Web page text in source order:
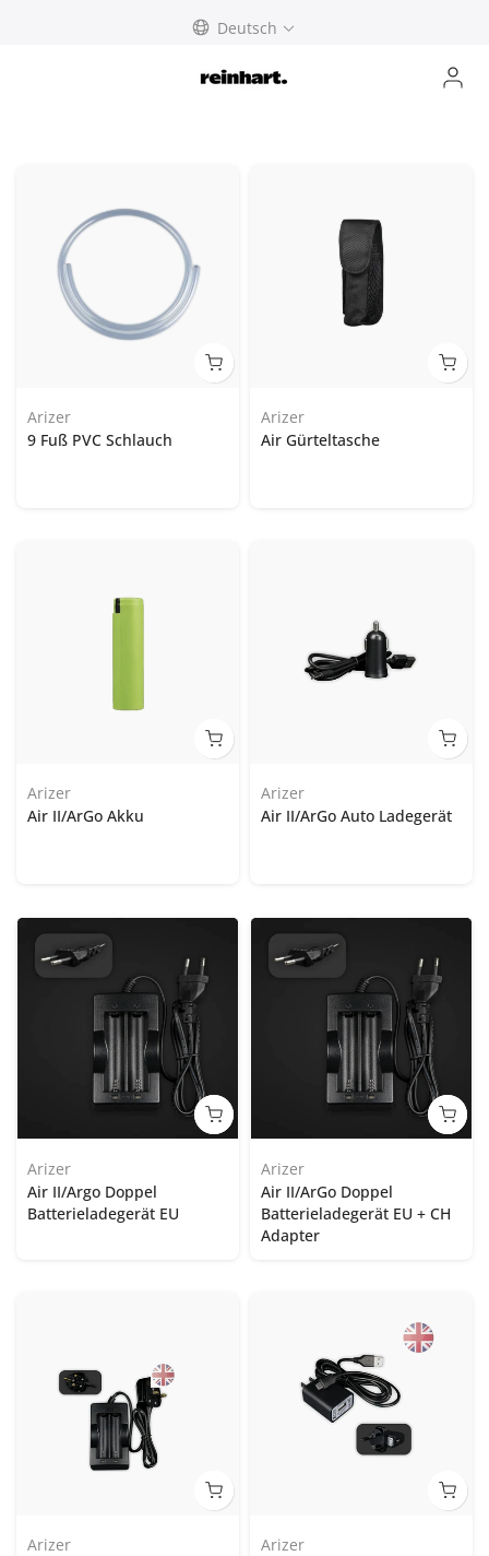
Deutsch
Arizer
9 Fuß PVC Schlauch
Arizer
Air Gürteltasche
Arizer
Air II/ArGo Akku
Arizer
Air II/ArGo Auto Ladegerät
Arizer
Air II/Argo Doppel
Batterieladegerät EU
Arizer
Air II/ArGo Doppel
Batterieladegerät EU + CH
Adapter
Arizer
Arizer